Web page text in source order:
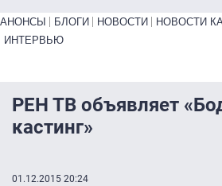
Primary links bottom
АНОНСЫ БЛОГИ НОВОСТИ НОВОСТИ
ИНТЕРВЬЮ
РЕН ТВ объявляет
кастинг»
01.12.2015 20:24